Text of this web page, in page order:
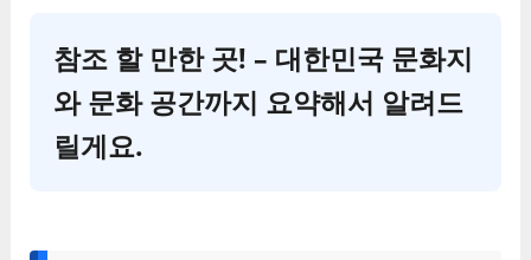
참조 할 만한 곳! – 대한민국 문화지
와 문화 공간까지 요약해서 알려드
릴게요.